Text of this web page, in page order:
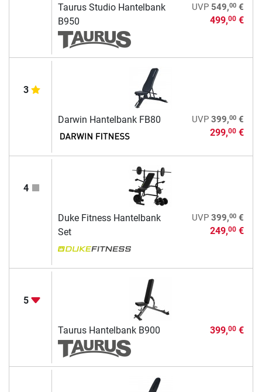
Taurus Studio Hantelbank
B950
UVP 549,00€
499,00€
3
Darwin Hantelbank FB80 UVP 399,00€
299,00€
4
Duke Fitness Hantelbank
Set
UVP 399,00€
249,00€
5
Taurus Hantelbank B900 399,00€